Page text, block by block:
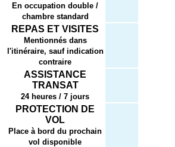
En occupation double /
chambre standard
REPAS ET VISITES
Mentionnés dans
l'itinéraire, sauf indication
contraire
ASSISTANCE
TRANSAT
24 heures / 7 jours
PROTECTION DE
VOL
Place à bord du prochain
vol disponible